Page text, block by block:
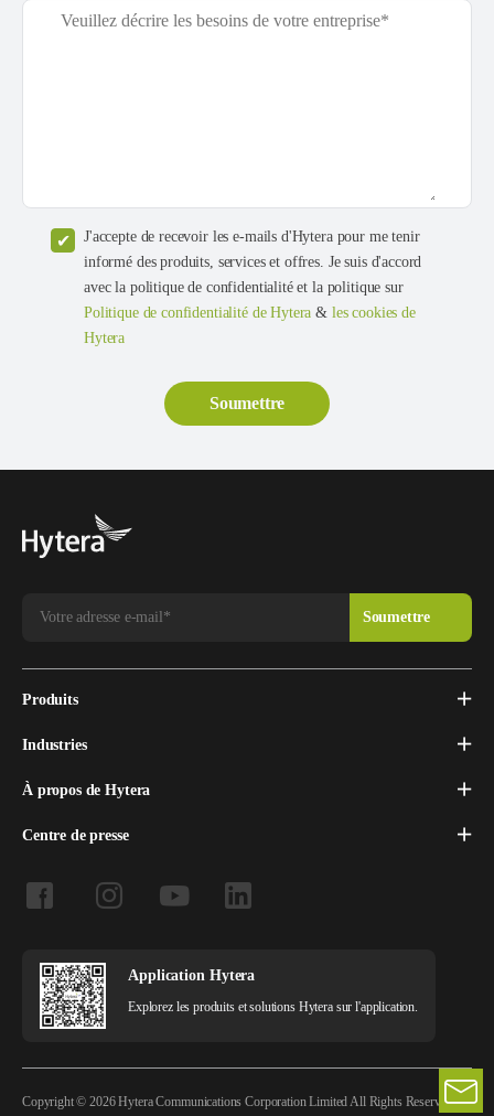
J'accepte de recevoir les e-mails d'Hytera pour me tenir
informé des produits, services et offres. Je suis d'accord
avec la politique de confidentialité et la politique sur
Politique de confidentialité de Hytera & les cookies de
Hytera
Produits
Industries
À propos de Hytera
Centre de presse
Application Hytera
Explorez les produits et solutions Hytera sur l'application.
Copyright © 2026 Hytera Communications Corporation Limited All Rights Reserved